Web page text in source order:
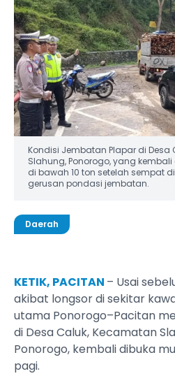
Kondisi Jembatan Plapar di Desa
Slahung, Ponorogo, yang
di bawah 10 ton setelah sempat
gerusan pondasi jembatan.
Daerah
KETIK, PACITAN – Usai
akibat longsor di sekitar
utama Ponorogo–Pacitan
di Desa Caluk, Kecamatan
Ponorogo, kembali dibuka
pagi.